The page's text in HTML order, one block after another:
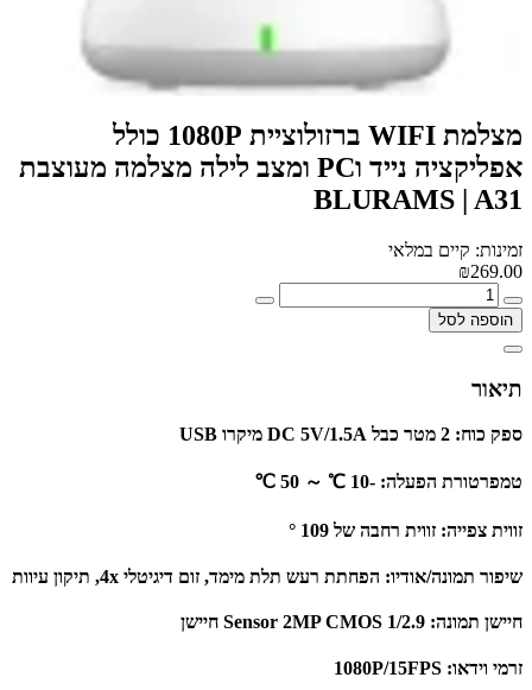
מצלמת WIFI ברזולוציית 1080P כולל
אפליקציה נייד וPC ומצב לילה מצלמה מעוצבת
BLURAMS | A31
זמינות: קיים במלאי
₪269.00
הוספה לסל
תיאור
ספק כוח:
טמפרטורת הפעלה: -10 ℃ ～ 50 ℃
זווית צפייה: זווית רחבה של 109 °
שיפור תמונה/אודיו: הפחתת רעש תלת מימד, זום דיגיטלי 4x, תיקון עיוות
חיישן תמונה:
זרמי וידאו: